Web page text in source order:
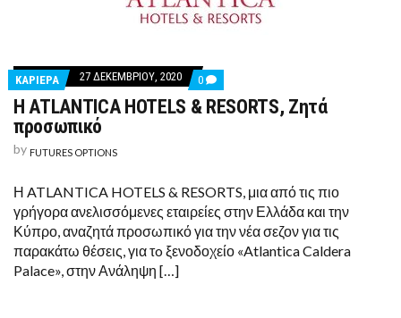
ΚΑΡΙΕΡΑ 27 ΔΕΚΕΜΒΡΊΟΥ, 2020 0 COMMENTS
ON
Η
ΠΡΟΣΩΠΙΚΌ
Η ATLANTICA HOTELS & RESORTS, Ζητά
προσωπικό
by FUTURES OPTIONS
Η ATLANTICA HOTELS & RESORTS, μια από τις πιο
γρήγορα ανελισσόμενες εταιρείες στην Ελλάδα και την
Κύπρο, αναζητά προσωπικό για την νέα σεζον για τις
παρακάτω θέσεις, για τo ξενοδοχείο «Atlantica Caldera
Palace», στην Ανάληψη […]